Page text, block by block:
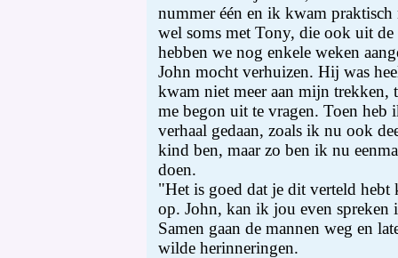
nummer één en ik kwam
wel soms met Tony, die ook uit
hebben we nog enkele weken
John mocht verhuizen. Hij was
kwam niet meer aan mijn trekken,
me begon uit te vragen. Toen
verhaal gedaan, zoals ik nu ook
kind ben, maar zo ben ik nu
doen.
"Het is goed dat je dit verteld
op. John, kan ik jou even spreken
Samen gaan de mannen weg en
wilde herinneringen.